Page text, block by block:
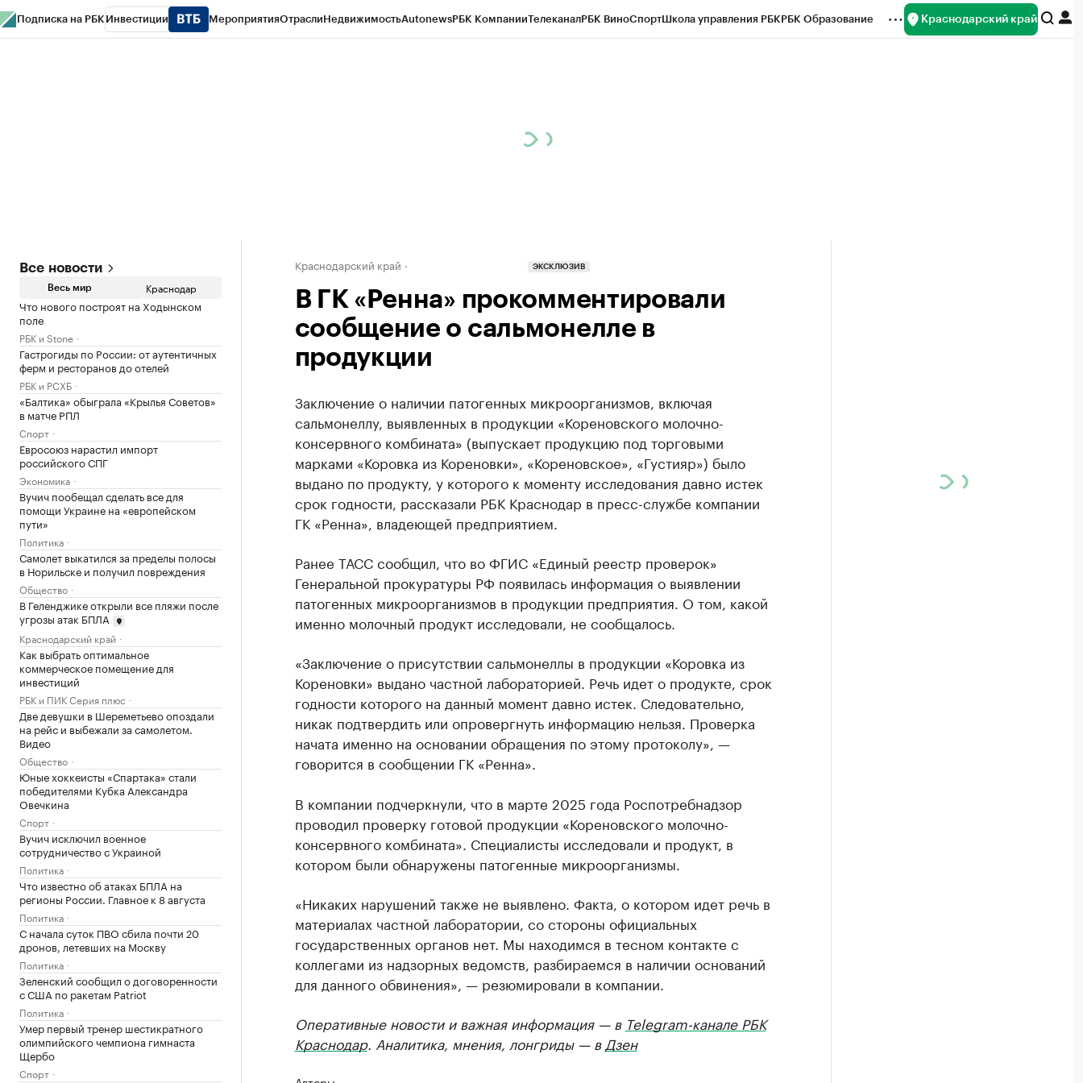
Подписка на РБК Инвестиции МероприятияОтраслиНедвижимостьAutonewsРБК КомпанииТелеканалРБК ВиноСпортШкола управления РБКРБК Образование Краснодарский край
Все новости
Весь мир Краснодар
Что нового построят на Ходынском
поле
РБК и Stone
Гастрогиды по России: от аутентичных
ферм и ресторанов до отелей
РБК и РСХБ
«Балтика» обыграла «Крылья Советов»
в матче РПЛ
Спорт
Евросоюз нарастил импорт
российского СПГ
Экономика
Вучич пообещал сделать все для
помощи Украине на «европейском
пути»
Политика
Самолет выкатился за пределы полосы
в Норильске и получил повреждения
Общество
В Геленджике открыли все пляжи после
угрозы атак БПЛА
Краснодарский край
Как выбрать оптимальное
коммерческое помещение для
инвестиций
РБК и ПИК Серия плюс
Две девушки в Шереметьево опоздали
на рейс и выбежали за самолетом.
Видео
Общество
Юные хоккеисты «Спартака» стали
победителями Кубка Александра
Овечкина
Спорт
Вучич исключил военное
сотрудничество с Украиной
Политика
Что известно об атаках БПЛА на
регионы России. Главное к 8 августа
Политика
С начала суток ПВО сбила почти 20
дронов, летевших на Москву
Политика
Зеленский сообщил о договоренности
с США по ракетам Patriot
Политика
Умер первый тренер шестикратного
олимпийского чемпиона гимнаста
Щербо
Спорт
Краснодарский край ЭКСКЛЮЗИВ
В ГК «Ренна» прокомментировали
сообщение о сальмонелле в
продукции
Заключение о наличии патогенных микроорганизмов, включая
сальмонеллу, выявленных в продукции «Кореновского молочно-
консервного комбината» (выпускает продукцию под торговыми
марками «Коровка из Кореновки», «Кореновское», «Густияр») было
выдано по продукту, у которого к моменту исследования давно истек
срок годности, рассказали РБК Краснодар в пресс-службе компании
ГК «Ренна», владеющей предприятием.
Ранее ТАСС сообщил, что во ФГИС «Единый реестр проверок»
Генеральной прокуратуры РФ появилась информация о выявлении
патогенных микроорганизмов в продукции предприятия. О том, какой
именно молочный продукт исследовали, не сообщалось.
«Заключение о присутствии сальмонеллы в продукции «Коровка из
Кореновки» выдано частной лабораторией. Речь идет о продукте, срок
годности которого на данный момент давно истек. Следовательно,
никак подтвердить или опровергнуть информацию нельзя. Проверка
начата именно на основании обращения по этому протоколу», —
говорится в сообщении ГК «Ренна».
В компании подчеркнули, что в марте 2025 года Роспотребнадзор
проводил проверку готовой продукции «Кореновского молочно-
консервного комбината». Специалисты исследовали и продукт, в
котором были обнаружены патогенные микроорганизмы.
«Никаких нарушений также не выявлено. Факта, о котором идет речь в
материалах частной лаборатории, со стороны официальных
государственных органов нет. Мы находимся в тесном контакте с
коллегами из надзорных ведомств, разбираемся в наличии оснований
для данного обвинения», — резюмировали в компании.
Оперативные новости и важная информация — в Telegram-канале РБК
Краснодар. Аналитика, мнения, лонгриды — в Дзен